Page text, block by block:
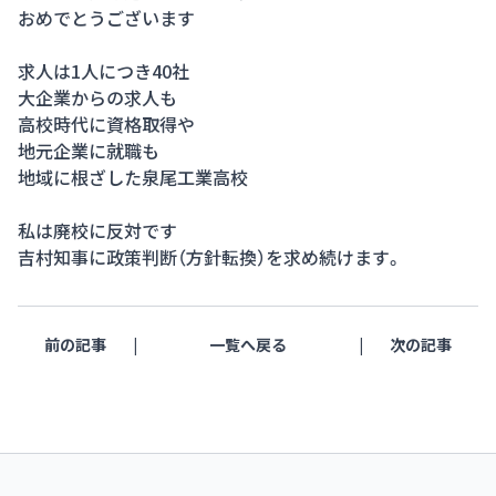
おめでとうございます
求人は1人につき40社
大企業からの求人も
高校時代に資格取得や
地元企業に就職も
地域に根ざした泉尾工業高校
私は廃校に反対です
吉村知事に政策判断（方針転換）を求め続けます。
前の記事 一覧へ戻る 次の記事